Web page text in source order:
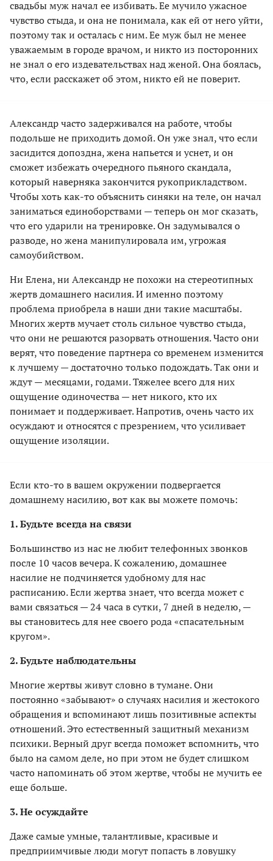
свадьбы муж начал ее избивать. Ее мучило ужасное
чувство стыда, и она не понимала, как ей от него уйти,
поэтому так и осталась с ним. Ее муж был не менее
уважаемым в городе врачом, и никто из посторонних
не знал о его издевательствах над женой. Она боялась,
что, если расскажет об этом, никто ей не поверит.
Александр часто задерживался на работе, чтобы
подольше не приходить домой. Он уже знал, что если
засидится допоздна, жена напьется и уснет, и он
сможет избежать очередного пьяного скандала,
который наверняка закончится рукоприкладством.
Чтобы хоть как-то объяснить синяки на теле, он начал
заниматься единоборствами — теперь он мог сказать,
что его ударили на тренировке. Он задумывался о
разводе, но жена манипулировала им, угрожая
самоубийством.
Ни Елена, ни Александр не похожи на стереотипных
жертв домашнего насилия. И именно поэтому
проблема приобрела в наши дни такие масштабы.
Многих жертв мучает столь сильное чувство стыда,
что они не решаются разорвать отношения. Часто они
верят, что поведение партнера со временем изменится
к лучшему — достаточно только подождать. Так они и
ждут — месяцами, годами. Тяжелее всего для них
ощущение одиночества — нет никого, кто их
понимает и поддерживает. Напротив, очень часто их
осуждают и относятся с презрением, что усиливает
ощущение изоляции.
Если кто-то в вашем окружении подвергается
домашнему насилию, вот как вы можете помочь:
1. Будьте всегда на связи
Большинство из нас не любит телефонных звонков
после 10 часов вечера. К сожалению, домашнее
насилие не подчиняется удобному для нас
расписанию. Если жертва знает, что всегда может с
вами связаться — 24 часа в сутки, 7 дней в неделю, —
вы становитесь для нее своего рода «спасательным
кругом».
2. Будьте наблюдательны
Многие жертвы живут словно в тумане. Они
постоянно «забывают» о случаях насилия и жестокого
обращения и вспоминают лишь позитивные аспекты
отношений. Это естественный защитный механизм
психики. Верный друг всегда поможет вспомнить, что
было на самом деле, но при этом не будет слишком
часто напоминать об этом жертве, чтобы не мучить ее
еще больше.
3. Не осуждайте
Даже самые умные, талантливые, красивые и
предприимчивые люди могут попасть в ловушку